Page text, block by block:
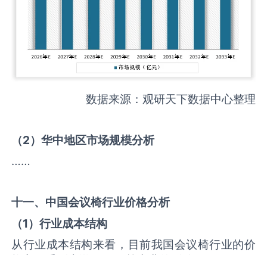
数据来源：观研天下数据中心整理
（2）华中地区市场规模分析
……
十一、中国会议椅行业价格分析
（1）行业成本结构
从行业成本结构来看，目前我国会议椅行业的价